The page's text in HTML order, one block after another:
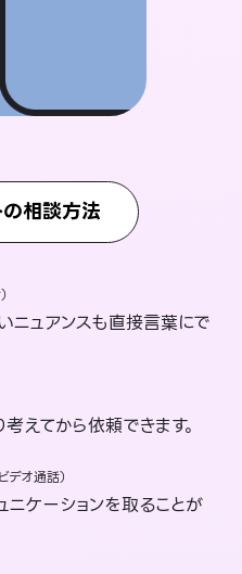
の相談方法
ニュアンスも直接言葉にで
えてから依頼できます。
デオ通話）
ニケーションを取ることが